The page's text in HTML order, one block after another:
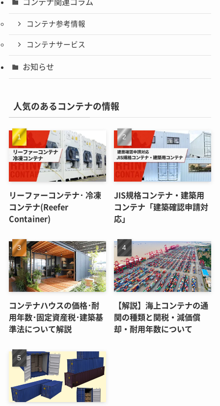
コンテナ関連コラム
コンテナ参考情報
コンテナサービス
お知らせ
人気のあるコンテナの情報
リーファーコンテナ･ 冷凍
コンテナ(Reefer
Container)
JIS規格コンテナ・建築用
コンテナ「建築確認申請対
応」
コンテナハウスの価格･耐
用年数･固定資産税･建築基
準法について解説
【解説】海上コンテナの通
関の種類と関税・減価償
却・耐用年数について